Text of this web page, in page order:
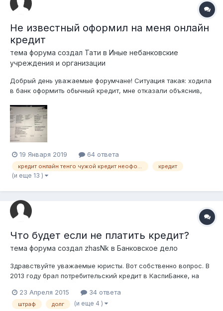
Не известный оформил на меня онлайн
кредит
тема форума создал Тати в Иные небанковские
учреждения и организации
Добрый день уважаемые форумчане! Ситуация такая: ходила
в банк оформить обычный кредит, мне отказали объяснив,
октября, на сумму 25 000тг, сейчас долго с просрочкой
около 50 000тг. (2 месяца просрочка). Распечатала в ЦОН
кредитную историю, дейст...
19 Января 2019 64 ответа
кредит онлайн тенго чужой кредит неоформлял кредит
(и еще 13 )
Что будет если не платить кредит?
тема форума создал zhasNk в Банковское дело
Здравствуйте​ уважаемые юристы. Вот собственно вопрос. В
2013 году брал потребительский кредит в КаспиБанке, на
года.Параллельно за это время взял с карточки 100.000
тенге, выплачивал.Ещё брал телефон на сумму 80.000 тенге.
23 Апреля 2015 34 ответа
штраф долг (и еще 4 )